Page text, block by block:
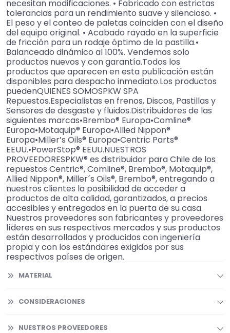
necesitan modificaciones. • Fabricado con estrictas
tolerancias para un rendimiento suave y silencioso. •
El peso y el conteo de paletas coinciden con el diseño
del equipo original. • Acabado rayado en la superficie
de fricción para un rodaje óptimo de la pastilla.•
Balanceado dinámico al 100%. Vendemos solo
productos nuevos y con garantía.Todos los
productos que aparecen en esta publicación están
disponibles para despacho inmediato.Los productos
puedenQUIENES SOMOSPKW SPA
Repuestos.Especialistas en frenos, Discos, Pastillas y
Sensores de desgaste y fluidos.Distribuidores de las
siguientes marcas•Brembo® Europa•Comline®
Europa•Motaquip® Europa•Allied Nippon®
Europa•Miller’s Oils® Europa•Centric Parts®
EEUU.•PowerStop® EEUU.NUESTROS
PROVEEDORESPKW® es distribuidor para Chile de los
repuestos Centric®, Comline®, Brembo®, Motaquip®,
Allied Nippon®, Miller´s Oils®, Brembo®, entregando a
nuestros clientes la posibilidad de acceder a
productos de alta calidad, garantizados, a precios
accesibles y entregados en la puerta de su casa.
Nuestros proveedores son fabricantes y proveedores
líderes en sus respectivos mercados y sus productos
están desarrollados y producidos con ingeniería
propia y con los estándares exigidos por sus
respectivos países de origen.
MATERIAL
CONSIDERACIONES
NUESTROS PROVEEDORES